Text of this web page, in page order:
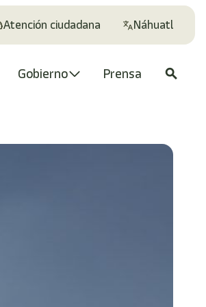
Atención ciudadana Náhuatl
Gobierno Prensa search